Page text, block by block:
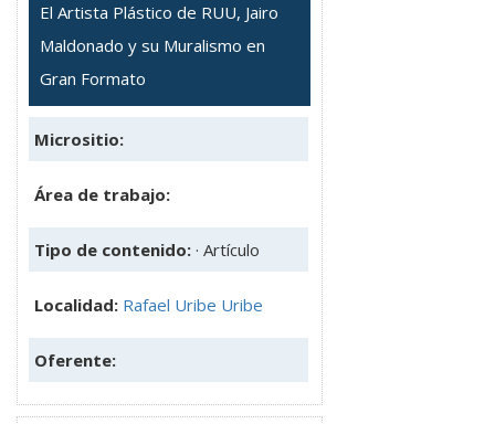
El Artista Plástico de RUU, Jairo
Maldonado y su Muralismo en
Gran Formato
Micrositio:
Área de trabajo:
Tipo de contenido: · Artículo
Localidad: Rafael Uribe Uribe
Oferente: